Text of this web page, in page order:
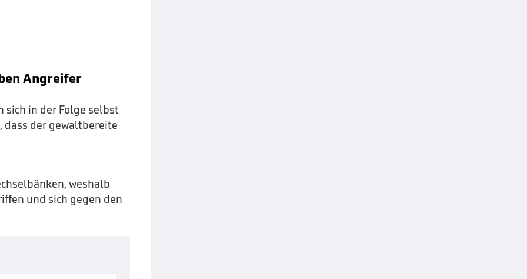
Angreifer
sich in der Folge selbst
dass der gewaltbereite
weshalb
und sich gegen den